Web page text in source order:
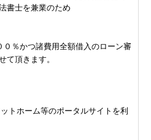
書士を兼業のため
％かつ諸費用全額借入のローン審
て頂きます。
トホーム等のポータルサイトを利